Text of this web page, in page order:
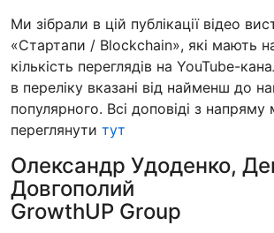
Ми зібрали в цій публікації відео
«Стартапи / Blockchain», які мають
кількість переглядів на YouTube-
в переліку вказані від найменш до
популярного. Всі доповіді з
переглянути тут
Олександр Удоденко,
Довгополий
GrowthUP Group